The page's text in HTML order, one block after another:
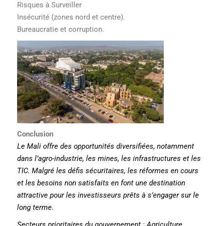
Risques à Surveiller
Insécurité (zones nord et centre).
Bureaucratie et corruption.
Conclusion
Le Mali offre des opportunités diversifiées, notamment
dans l’agro-industrie, les mines, les infrastructures et les
TIC. Malgré les défis sécuritaires, les réformes en cours
et les besoins non satisfaits en font une destination
attractive pour les investisseurs prêts à s’engager sur le
long terme.